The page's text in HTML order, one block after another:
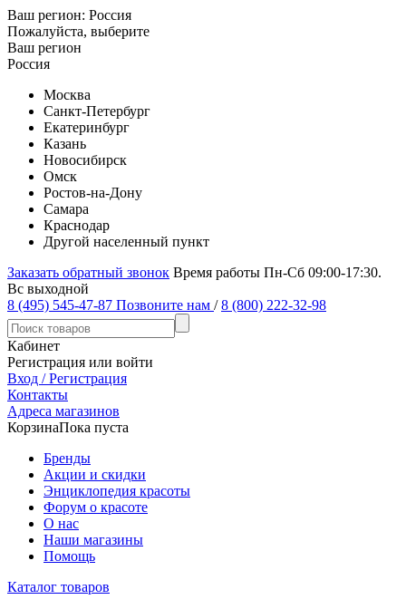
Ваш регион: Россия
Пожалуйста, выберите
Ваш регион
Россия
Москва
Санкт-Петербург
Екатеринбург
Казань
Новосибирск
Омск
Ростов-на-Дону
Самара
Краснодар
Другой населенный пункт
Заказать обратный звонок Время работы Пн-Сб 09:00-17:30.
Вс выходной
8 (495) 545-47-87 Позвоните нам / 8 (800) 222-32-98
Кабинет
Регистрация или войти
Вход / Регистрация
Контакты
Адреса магазинов
КорзинаПока пуста
Бренды
Акции и скидки
Энциклопедия красоты
Форум о красоте
О нас
Наши магазины
Помощь
Каталог товаров